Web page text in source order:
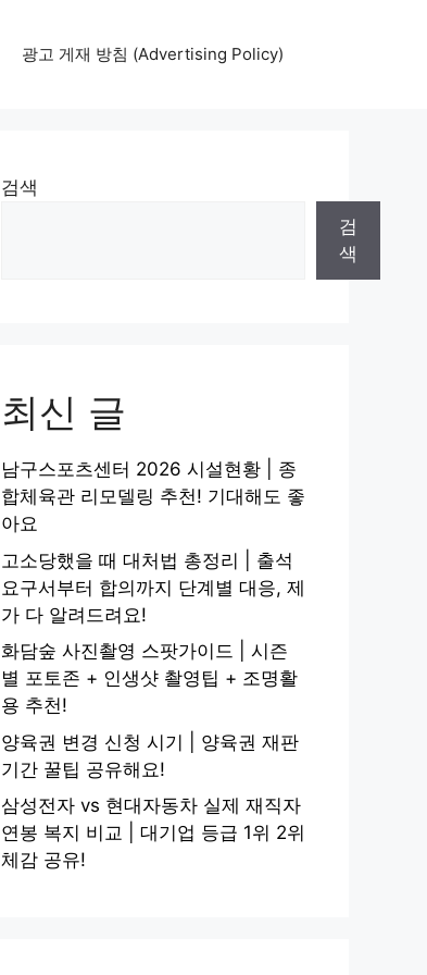
광고 게재 방침 (Advertising Policy)
검색
검
색
최신 글
남구스포츠센터 2026 시설현황 | 종
합체육관 리모델링 추천! 기대해도 좋
아요
고소당했을 때 대처법 총정리 | 출석
요구서부터 합의까지 단계별 대응, 제
가 다 알려드려요!
화담숲 사진촬영 스팟가이드 | 시즌
별 포토존 + 인생샷 촬영팁 + 조명활
용 추천!
양육권 변경 신청 시기 | 양육권 재판
기간 꿀팁 공유해요!
삼성전자 vs 현대자동차 실제 재직자
연봉 복지 비교 | 대기업 등급 1위 2위
체감 공유!